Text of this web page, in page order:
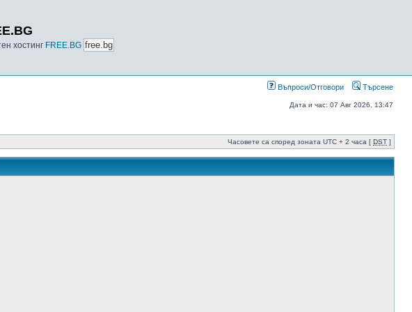
хостинг FREE.BG
Въпроси/Отговори Търсене
Дата и час: 07 Авг 2026, 13:47
Часовете са според зоната UTC + 2 часа [ DST ]